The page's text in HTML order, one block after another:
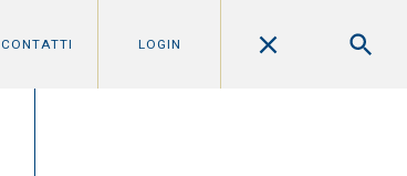
CONTATTI LOGIN